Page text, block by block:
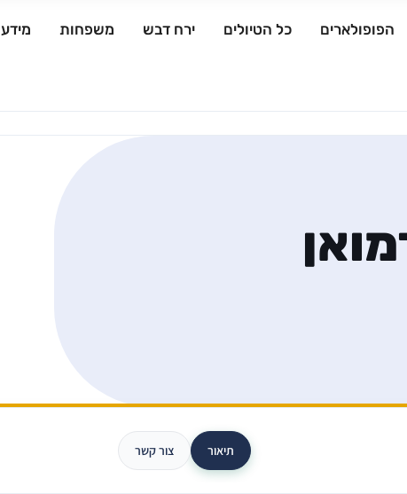
הפופולארים כל הטיולים ירח דבש משפחות מידע
תיאור צור קשר